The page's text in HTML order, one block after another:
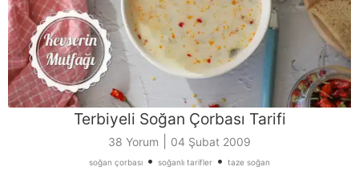
Terbiyeli Soğan Çorbası Tarifi
38 Yorum 04 Şubat 2009
soğan çorbası • soğanlı tarifler • taze soğan